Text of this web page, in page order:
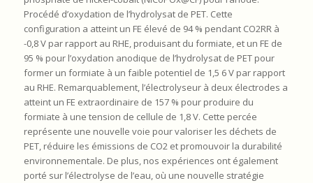
Procédé d’oxydation de l’hydrolysat de PET. Cette
configuration a atteint un FE élevé de 94 % pendant CO2RR à
-0,8 V par rapport au RHE, produisant du formiate, et un FE de
95 % pour l’oxydation anodique de l’hydrolysat de PET pour
former un formiate à un faible potentiel de 1,5 6 V par rapport
au RHE. Remarquablement, l’électrolyseur à deux électrodes a
atteint un FE extraordinaire de 157 % pour produire du
formiate à une tension de cellule de 1,8 V. Cette percée
représente une nouvelle voie pour valoriser les déchets de
PET, réduire les émissions de CO2 et promouvoir la durabilité
environnementale. De plus, nos expériences ont également
porté sur l’électrolyse de l’eau, où une nouvelle stratégie